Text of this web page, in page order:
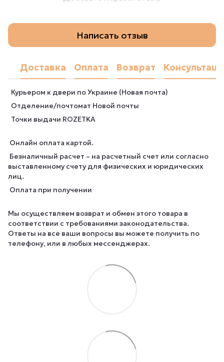
Написать отзыв
Доставка Оплата Возврат
Курьером к двери по Украине (Новая почта)
Отделение/почтомат Новой почты
Точки выдачи ROZETKA
Онлайн оплата картой.
Безналичный расчет – на расчетный счет или согласно
выставленному счету для физических и юридических
лиц.
Оплата при получении
Мы осуществляем возврат и обмен этого товара в
соответствии с требованиями законодательства.
Ответы на все ваши вопросы вы можете получить по
телефону, или в любых мессенджерах.